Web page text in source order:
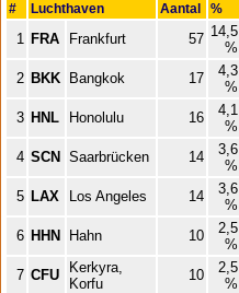
# Luchthaven Aantal %
1 FRA Frankfurt 57 14,5
%
2 BKK Bangkok 17
4,3
%
3 HNL Honolulu 16
4,1
%
4 SCN Saarbrücken 14
3,6
%
5 LAX Los Angeles 14
3,6
%
6 HHN Hahn 10
2,5
%
7 CFU
Kerkyra,
Korfu
10
2,5
%